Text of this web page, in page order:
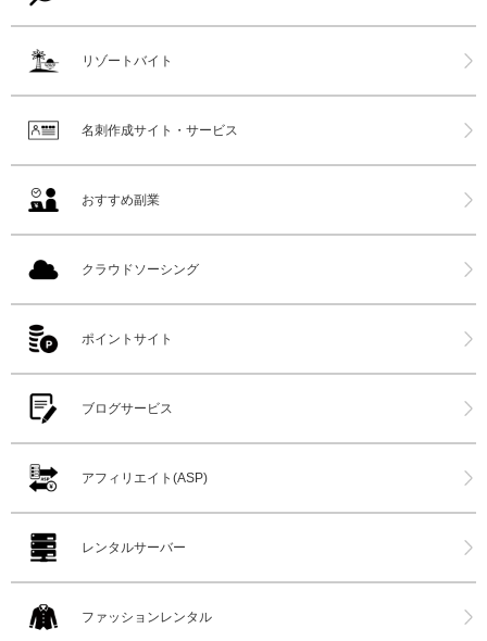
リゾートバイト
名刺作成サイト・サービス
おすすめ副業
クラウドソーシング
ポイントサイト
ブログサービス
アフィリエイト(ASP)
レンタルサーバー
ファッションレンタル